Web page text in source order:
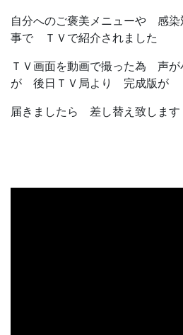
自分へのご褒美メニューや 感染
事で ＴＶで紹介されました
ＴＶ画面を動画で撮った為 声
が 後日ＴＶ局より 完成版が
届きましたら 差し替え致します